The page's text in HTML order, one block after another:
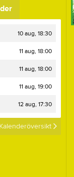
10 aug, 18:30
11 aug, 18:00
11 aug, 18:00
11 aug, 19:00
12 aug, 17:30
Kalenderöversikt